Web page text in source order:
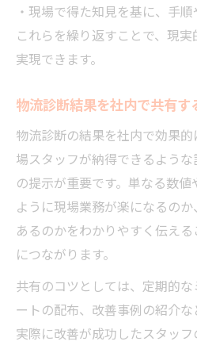
・現場で得た知見を基に、手
これらを繰り返すことで、現
実現できます。
物流診断結果を社内で共有す
物流診断の結果を社内で効果
場スタッフが納得できるよう
の提示が重要です。単なる数
ように現場業務が楽になるの
あるのかをわかりやすく伝え
につながります。
共有のコツとしては、定期的
ートの配布、改善事例の紹介な
実際に改善が成功したスタッ